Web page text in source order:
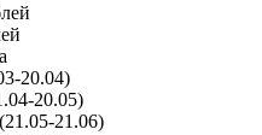
20.04)
20.05)
21.06)